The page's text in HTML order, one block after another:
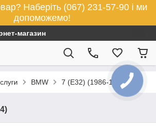
Наберіть (067) 231-57-90 і ми
допоможемо!
магазин
BMW 7 (Е32) (1986-1994)